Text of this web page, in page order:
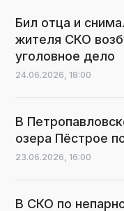
Бил отца и
жителя СКО
уголовное дело
24.06.2026, 18:00
В
озера Пёстрое
23.06.2026, 16:00
В СКО по